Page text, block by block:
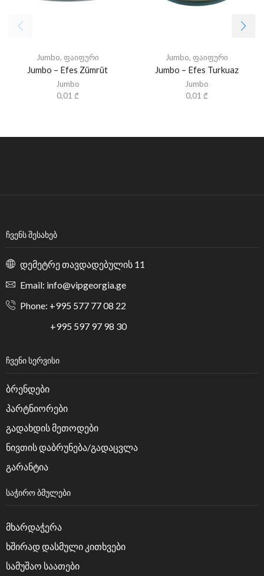
Jumbo, ფაიფური
Jumbo – Efes Zümrüt
Jumbo
0,01 ₾
Jumbo, ფაიფური
Jumbo – Efes Turkuaz
Jumbo
0,01 ₾
ᲩᲕᲔᲜᲡ ᲨᲔᲡᲐᲮᲔᲑ
დემეტრე თავდადებულის 11
Email: info@vipgeorgia.ge
Phone: +995 577 77 08 22
+995 597 97 98 30
ᲩᲕᲔᲜᲘ ᲡᲔᲠᲕᲘᲡᲘ
ბრენდები
პარტნიორები
გადახდის მეთოდები
ნივთის დაბრუნება/გადაცვლა
გარანტია
ᲡᲐᲭᲘᲠᲝ ᲑᲛᲣᲚᲔᲑᲘ
მხარდაჭერა
ხშირად დასმული კითხვები
სამუშაო საათები